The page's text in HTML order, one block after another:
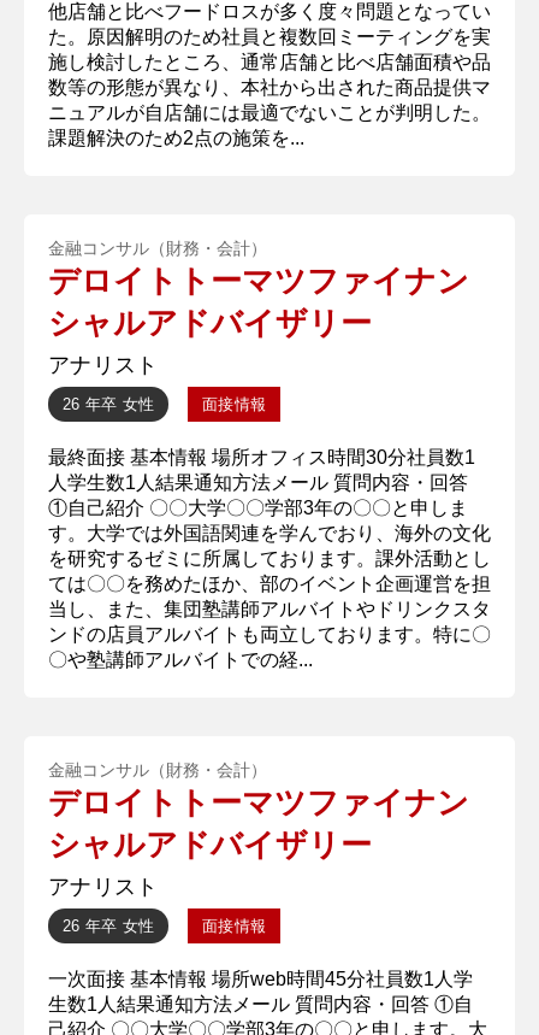
他店舗と比べフードロスが多く度々問題となってい
た。原因解明のため社員と複数回ミーティングを実
施し検討したところ、通常店舗と比べ店舗面積や品
数等の形態が異なり、本社から出された商品提供マ
ニュアルが自店舗には最適でないことが判明した。
課題解決のため2点の施策を...
金融コンサル（財務・会計）
デロイトトーマツファイナン
シャルアドバイザリー
アナリスト
26 年卒 女性 面接情報
最終面接 基本情報 場所オフィス時間30分社員数1
人学生数1人結果通知方法メール 質問内容・回答
①自己紹介 〇〇大学〇〇学部3年の〇〇と申しま
す。大学では外国語関連を学んでおり、海外の文化
を研究するゼミに所属しております。課外活動とし
ては〇〇を務めたほか、部のイベント企画運営を担
当し、また、集団塾講師アルバイトやドリンクスタ
ンドの店員アルバイトも両立しております。特に〇
〇や塾講師アルバイトでの経...
金融コンサル（財務・会計）
デロイトトーマツファイナン
シャルアドバイザリー
アナリスト
26 年卒 女性 面接情報
一次面接 基本情報 場所web時間45分社員数1人学
生数1人結果通知方法メール 質問内容・回答 ①自
己紹介 〇〇大学〇〇学部3年の〇〇と申します。大